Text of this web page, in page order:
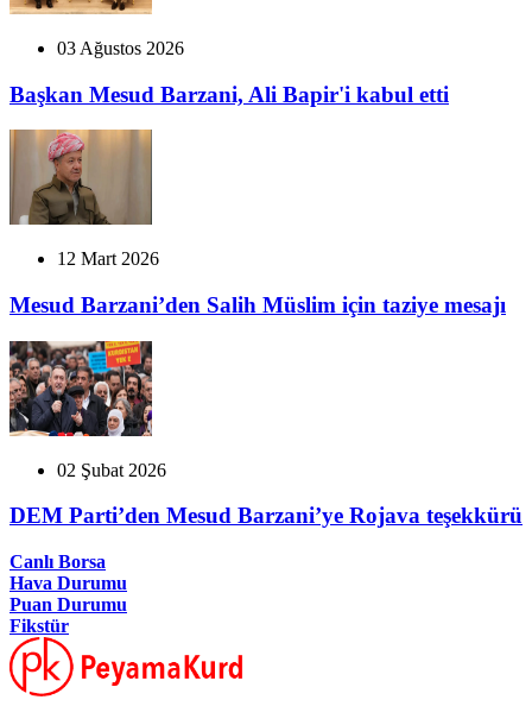
03 Ağustos 2026
Başkan Mesud Barzani, Ali Bapir'i kabul etti
12 Mart 2026
Mesud Barzani’den Salih Müslim için taziye mesajı
02 Şubat 2026
DEM Parti’den Mesud Barzani’ye Rojava teşekkürü
Canlı Borsa
Hava Durumu
Puan Durumu
Fikstür